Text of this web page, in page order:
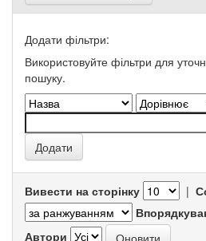
Додати фільтри:
Використовуйте фільтри для
пошуку.
Вивести на сторінку |
Автори